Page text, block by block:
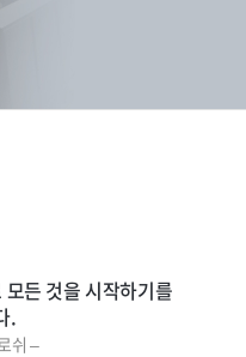
든 것을 시작하기를
.
쉬 –